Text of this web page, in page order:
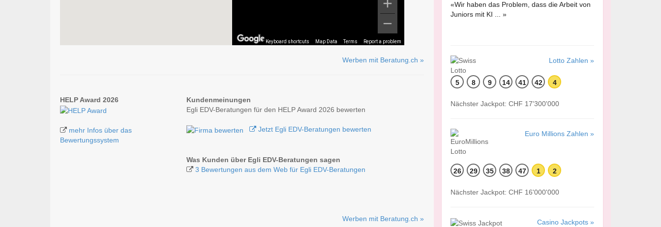
Keyboard shortcuts Map Data Terms Report a problem
Werben mit Beratung.ch »
HELP Award 2026
mehr Infos über das
Bewertungssystem
Kundenmeinungen
Egli EDV-Beratungen für den HELP Award 2026 bewerten
Jetzt Egli EDV-Beratungen bewerten
Was Kunden über Egli EDV-Beratungen sagen
3 Bewertungen aus dem Web für Egli EDV-Beratungen
Werben mit Beratung.ch »
«Wir haben das Problem, dass die Arbeit von
Juniors mit KI ... »
Lotto Zahlen »
5 8 9 14 41 42 4
Nächster Jackpot: CHF 17'300'000
Euro Millions Zahlen »
26 29 35 38 47 1 2
Nächster Jackpot: CHF 16'000'000
Casino Jackpots »